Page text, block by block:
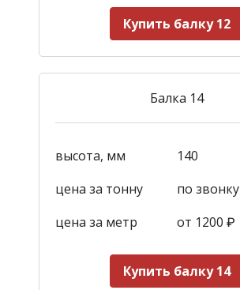
Купить балку 12
Балка 14
высота, мм
140
цена за тонну
по звонку
цена за метр
от 1200 ₽
Купить балку 14